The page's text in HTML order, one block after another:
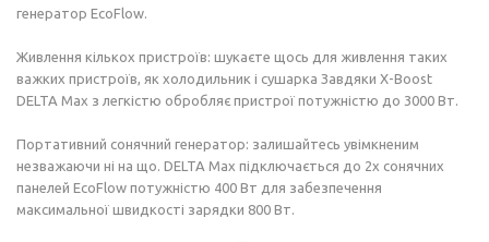
генератор EcoFlow.
Живлення кількох пристроїв: шукаєте щось для живлення таких
важких пристроїв, як холодильник і сушарка Завдяки X-Boost
DELTA Max з легкістю обробляє пристрої потужністю до 3000 Вт.
Портативний сонячний генератор: залишайтесь увімкненим
незважаючи ні на що. DELTA Max підключається до 2х сонячних
панелей EcoFlow потужністю 400 Вт для забезпечення
максимальної швидкості зарядки 800 Вт.